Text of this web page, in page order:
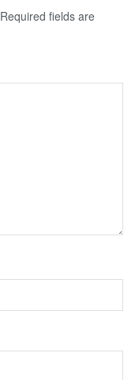
Required fields are